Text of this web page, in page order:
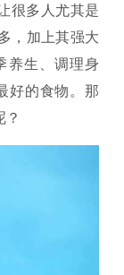
很多人尤其是
，加上其强大
养生、调理身
好的食物。那